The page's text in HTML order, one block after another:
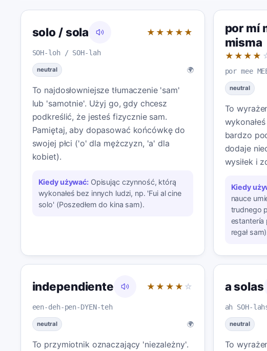
solo / sola ★★★★★
SOH-loh / SOH-lah
neutral 🌍
To najdosłowniejsze tłumaczenie 'sam'
lub 'samotnie'. Użyj go, gdy chcesz
podkreślić, że jesteś fizycznie sam.
Pamiętaj, aby dopasować końcówkę do
swojej płci ('o' dla mężczyzn, 'a' dla
kobiet).
Kiedy używać: Opisując czynność, którą
wykonałeś bez innych ludzi, np. 'Fui al cine
solo' (Poszedłem do kina sam).
por mí
misma
★★★★
por mee
neutral
To
bardzo
dodaje
wysiłek i
Kiedy
nauce
trudnego
estantería
regał
independiente ★★★★ ☆
een-deh-pen-DYEN-teh
neutral 🌍
To przymiotnik oznaczający 'niezależny'.
a solas
ah SOH-
neutral
To